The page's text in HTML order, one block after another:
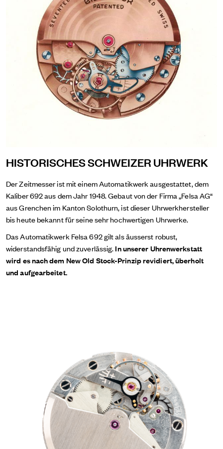
HISTORISCHES SCHWEIZER UHRWERK
Der Zeitmesser ist mit einem Automatikwerk ausgestattet, dem
Kaliber 692 aus dem Jahr 1948. Gebaut von der Firma „Felsa AG“
aus Grenchen im Kanton Solothurn, ist dieser Uhrwerkhersteller
bis heute bekannt für seine sehr hochwertigen Uhrwerke.
Das Automatikwerk Felsa 692 gilt als äusserst robust,
widerstandsfähig und zuverlässig.In unserer Uhrenwerkstatt
wird es nach dem New Old Stock-Prinzip revidiert, überholt
und aufgearbeitet.